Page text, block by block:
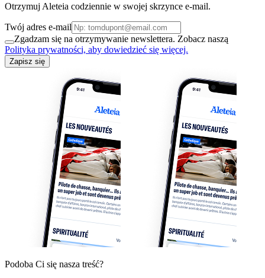
Otrzymuj Aleteia codziennie w swojej skrzynce e-mail.
Twój adres e-mail
Zgadzam się na otrzymywanie newslettera. Zobacz naszą
Polityka prywatności, aby dowiedzieć się więcej.
Zapisz się
Podoba Ci się nasza treść?